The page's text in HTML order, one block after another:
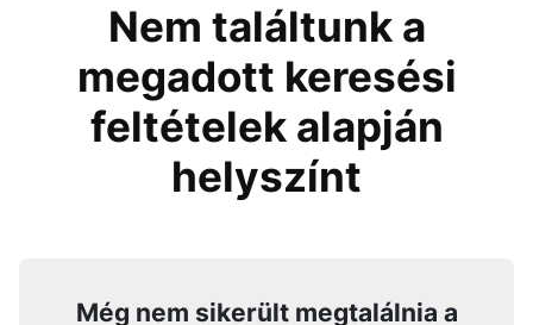
Nem találtunk a
megadott keresési
feltételek alapján
helyszínt
Még nem sikerült megtalálnia a